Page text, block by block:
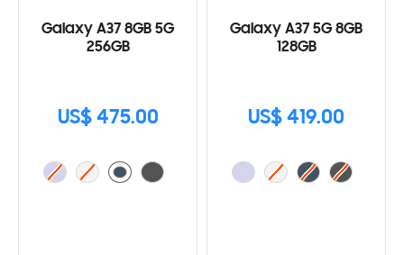
Galaxy A37 8GB 5G
256GB
US$ 475.00
Galaxy A37 5G 8GB
128GB
US$ 419.00